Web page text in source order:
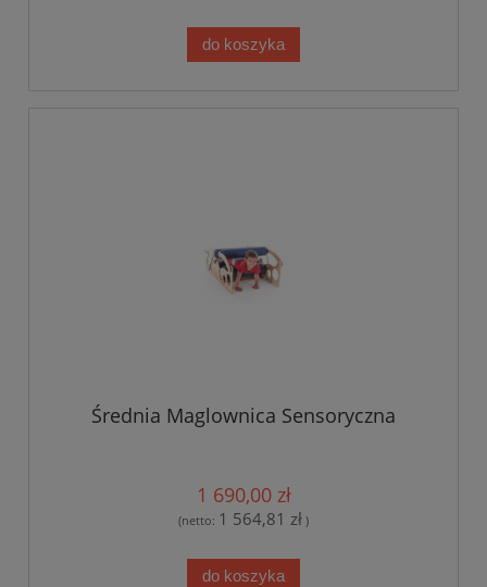
do koszyka
Średnia Maglownica Sensoryczna
1 690,00 zł
(netto: 1 564,81 zł )
do koszyka